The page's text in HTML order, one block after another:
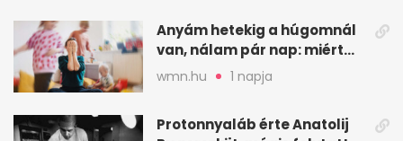
Anyám hetekig a húgomnál
van, nálam pár nap: miért
fáj ennyire?
wmn.hu 1 napja
Protonnyaláb érte Anatolij